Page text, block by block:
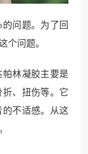
问题。为了回
个问题。
林凝胶主要是
、扭伤等。它
不适感。从这